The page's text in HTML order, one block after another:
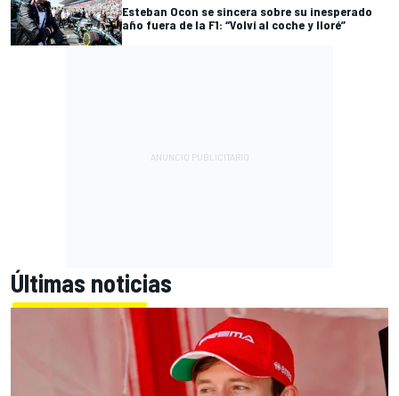
Esteban Ocon se sincera sobre su inesperado
año fuera de la F1: “Volví al coche y lloré”
Últimas noticias